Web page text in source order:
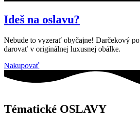
Ideš na oslavu?
Nebude to vyzerať obyčajne! Darčekový
darovať v originálnej luxusnej obálke.
Nakupovať
Tématické OSLAVY